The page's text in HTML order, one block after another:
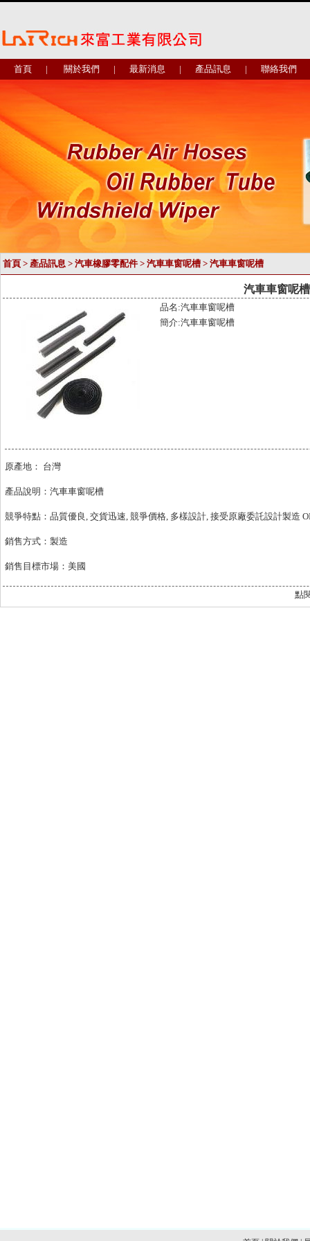
首頁 | 關於我們 | 最新消息 | 產品訊息 | 聯絡我們
首頁 > 產品訊息 > 汽車橡膠零配件 > 汽車車窗呢槽 > 汽車車窗呢槽
汽車車窗呢槽
品名:汽車車窗呢槽
簡介:汽車車窗呢槽
原產地： 台灣
產品說明：汽車車窗呢槽
競爭特點：品質優良, 交貨迅速, 競爭價格, 多樣設計, 接受原廠委託設計製造
銷售方式：製造
銷售目標市場：美國
點